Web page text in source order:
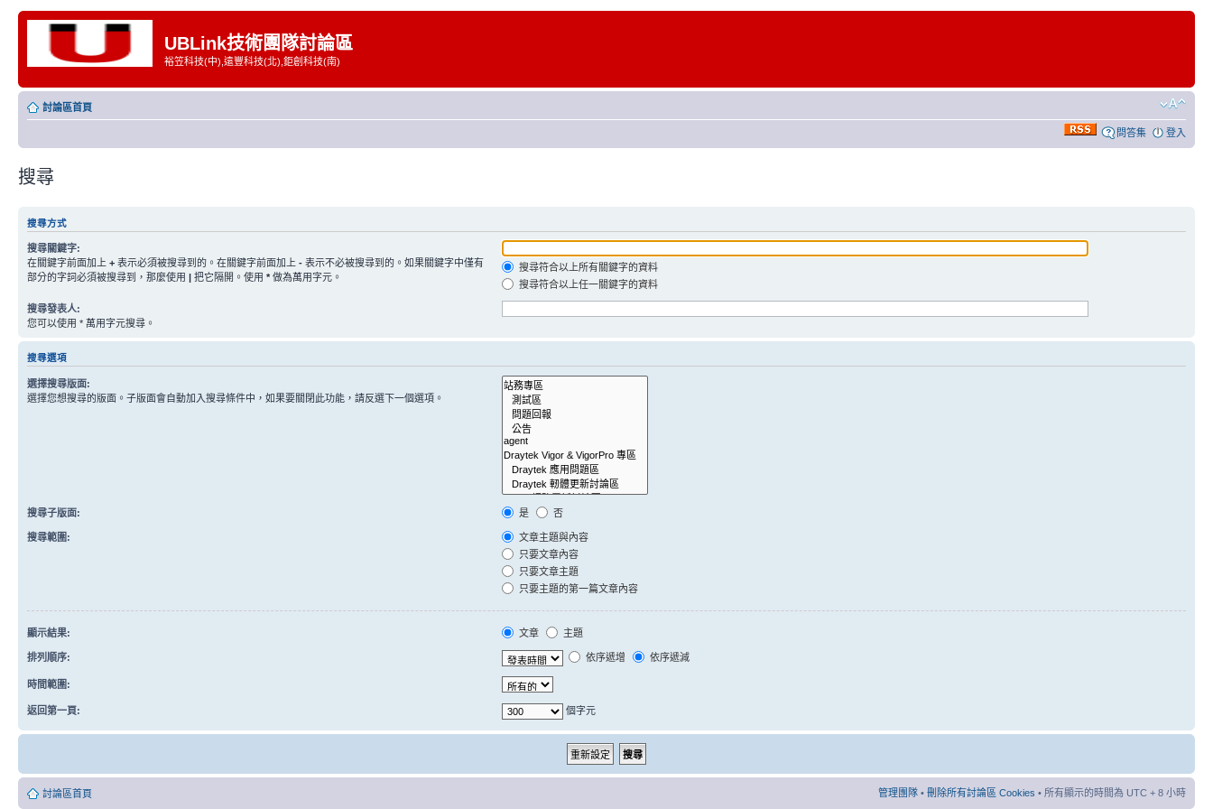
UBLink技術團隊討論區
裕笠科技(中),遠豐科技(北),鉅創科技(南)
討論區首頁
問答集 登入
搜尋
搜尋方式
搜尋關鍵字:
在關鍵字前面加上 + 表示必須被搜尋到的。在關鍵字前面加上 - 表示不必被搜尋到的。如果關鍵字中僅有
部分的字詞必須被搜尋到，那麼使用 | 把它隔開。使用 * 做為萬用字元。
搜尋符合以上所有關鍵字的資料
搜尋符合以上任一關鍵字的資料
搜尋發表人:
您可以使用 * 萬用字元搜尋。
搜尋選項
選擇搜尋版面:
選擇您想搜尋的版面。子版面會自動加入搜尋條件中，如果要關閉此功能，請反選下一個選項。
搜尋子版面: 是 否
搜尋範圍:
文章主題與內容
只要文章內容
只要文章主題
只要主題的第一篇文章內容
顯示結果: 文章 主題
排列順序: 依序遞增 依序遞減
時間範圍:
返回第一頁: 個字元
討論區首頁 管理團隊 • 刪除所有討論區 Cookies • 所有顯示的時間為 UTC + 8 小時